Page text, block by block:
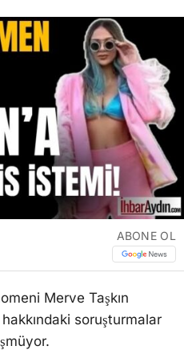
ABONE OL
Merve Taşkın
hakkındaki soruşturmalar